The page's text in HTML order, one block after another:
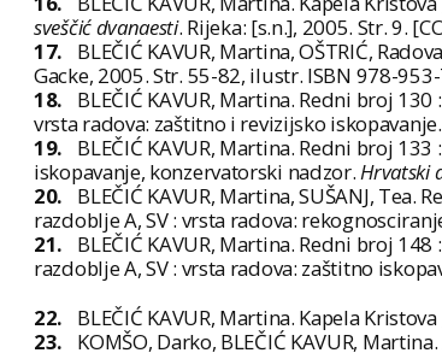
sveščić dvanaesti. Rijeka: [s.n.], 2005. Str. 9.
17.
BLEČIĆ KAVUR, Martina, OŠTRIĆ,
Gacke, 2005. Str. 55-82, ilustr. ISBN 978-
18.
BLEČIĆ KAVUR, Martina. Redni broj
vrsta radova: zaštitno i revizijsko
19.
BLEČIĆ KAVUR, Martina. Redni broj
iskopavanje, konzervatorski nadzor.Hrvatski
20.
BLEČIĆ KAVUR, Martina, SUŠANJ,
razdoblje A, SV : vrsta radova:
21.
BLEČIĆ KAVUR, Martina. Redni broj
razdoblje A, SV : vrsta radova: zaštitno
22. BLEČIĆ KAVUR, Martina. Kapela
23.
KOMŠO, Darko, BLEČIĆ KAVUR, Martina.